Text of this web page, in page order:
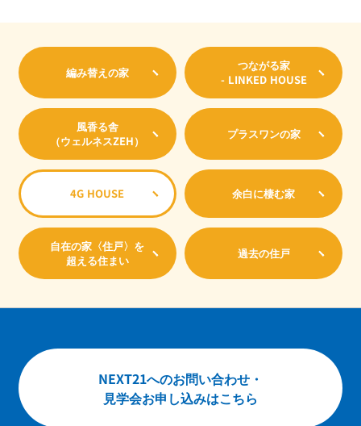
編み替えの家
つながる家
- LINKED HOUSE
風香る舎
（ウェルネスZEH）
プラスワンの家
4G HOUSE 余白に棲む家
自在の家〈住戸〉を
超える住まい
過去の住戸
NEXT21へのお問い合わせ・
見学会お申し込みはこちら